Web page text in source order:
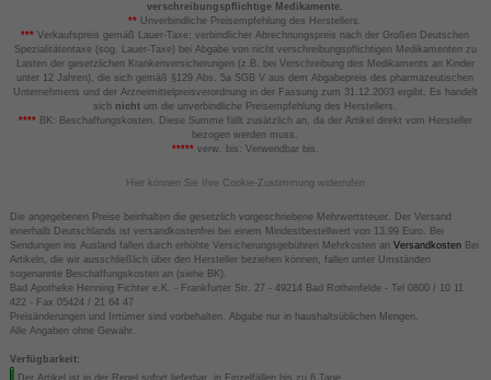
verschreibungspflichtige Medikamente.
** Unverbindliche Preisempfehlung des Herstellers.
*** Verkaufspreis gemäß Lauer-Taxe; verbindlicher Abrechnungspreis nach der Großen Deutschen
Spezialitätentaxe (sog. Lauer-Taxe) bei Abgabe von nicht verschreibungspflichtigen Medikamenten zu
Lasten der gesetzlichen Krankenversicherungen (z.B. bei Verschreibung des Medikaments an Kinder
unter 12 Jahren), die sich gemäß §129 Abs. 5a SGB V aus dem Abgabepreis des pharmazeutischen
Unternehmens und der Arzneimittelpreisverordnung in der Fassung zum 31.12.2003 ergibt. Es handelt
sich nicht um die unverbindliche Preisempfehlung des Herstellers.
****BK: Beschaffungskosten. Diese Summe fällt zusätzlich an, da der Artikel direkt vom Hersteller
bezogen werden muss.
*****verw. bis: Verwendbar bis.
Hier können Sie Ihre Cookie-Zustimmung widerrufen
Die angegebenen Preise beinhalten die gesetzlich vorgeschriebene Mehrwertsteuer. Der Versand
innerhalb Deutschlands ist versandkostenfrei bei einem Mindestbestellwert von 13,99 Euro. Bei
Sendungen ins Ausland fallen durch erhöhte Versicherungsgebühren Mehrkosten an VersandkostenBei
Artikeln, die wir ausschließlich über den Hersteller beziehen können, fallen unter Umständen
sogenannte Beschaffungskosten an (siehe BK).
Bad Apotheke Henning Fichter e.K. - Frankfurter Str. 27 - 49214 Bad Rothenfelde - Tel 0800 / 10 11
422 - Fax 05424 / 21 64 47
Preisänderungen und Irrtümer sind vorbehalten. Abgabe nur in haushaltsüblichen Mengen.
Alle Angaben ohne Gewähr.
Verfügbarkeit: